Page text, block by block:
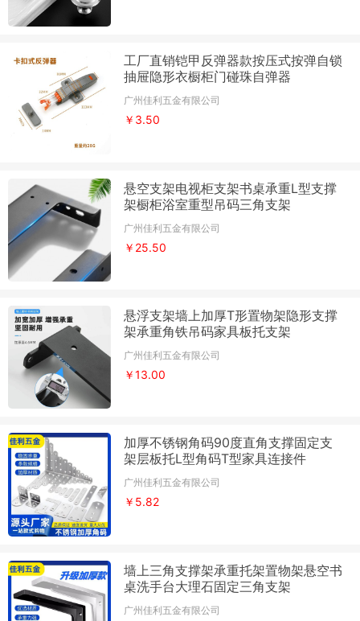
工厂直销铠甲反弹器款按压式按弹自锁
抽屉隐形衣橱柜门碰珠自弹器
广州佳利五金有限公司
￥3.50
悬空支架电视柜支架书桌承重L型支撑
架橱柜浴室重型吊码三角支架
广州佳利五金有限公司
￥25.50
悬浮支架墙上加厚T形置物架隐形支撑
架承重角铁吊码家具板托支架
广州佳利五金有限公司
￥13.00
加厚不锈钢角码90度直角支撑固定支
架层板托L型角码T型家具连接件
广州佳利五金有限公司
￥5.82
墙上三角支撑架承重托架置物架悬空书
桌洗手台大理石固定三角支架
广州佳利五金有限公司